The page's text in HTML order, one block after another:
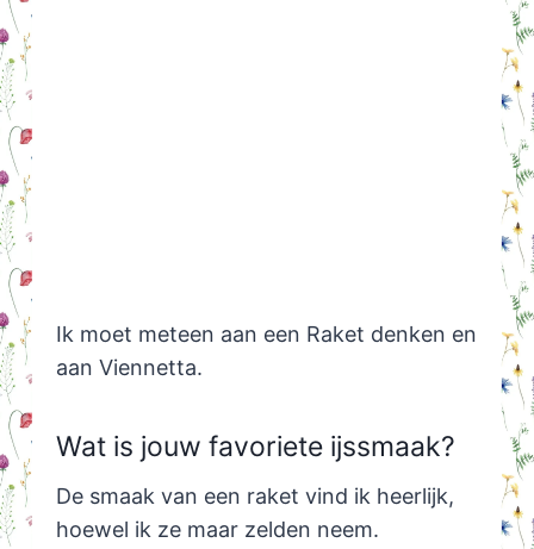
Ik moet meteen aan een Raket denken en
aan Viennetta.
Wat is jouw favoriete ijssmaak?
De smaak van een raket vind ik heerlijk,
hoewel ik ze maar zelden neem.